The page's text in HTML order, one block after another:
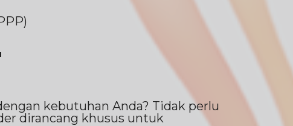
kebutuhan Anda? Tidak perlu
dirancang khusus untuk